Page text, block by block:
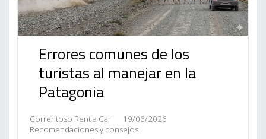
Errores comunes de los
turistas al manejar en la
Patagonia
Correntoso Rent a Car
19/06/2026
Recomendaciones y consejos